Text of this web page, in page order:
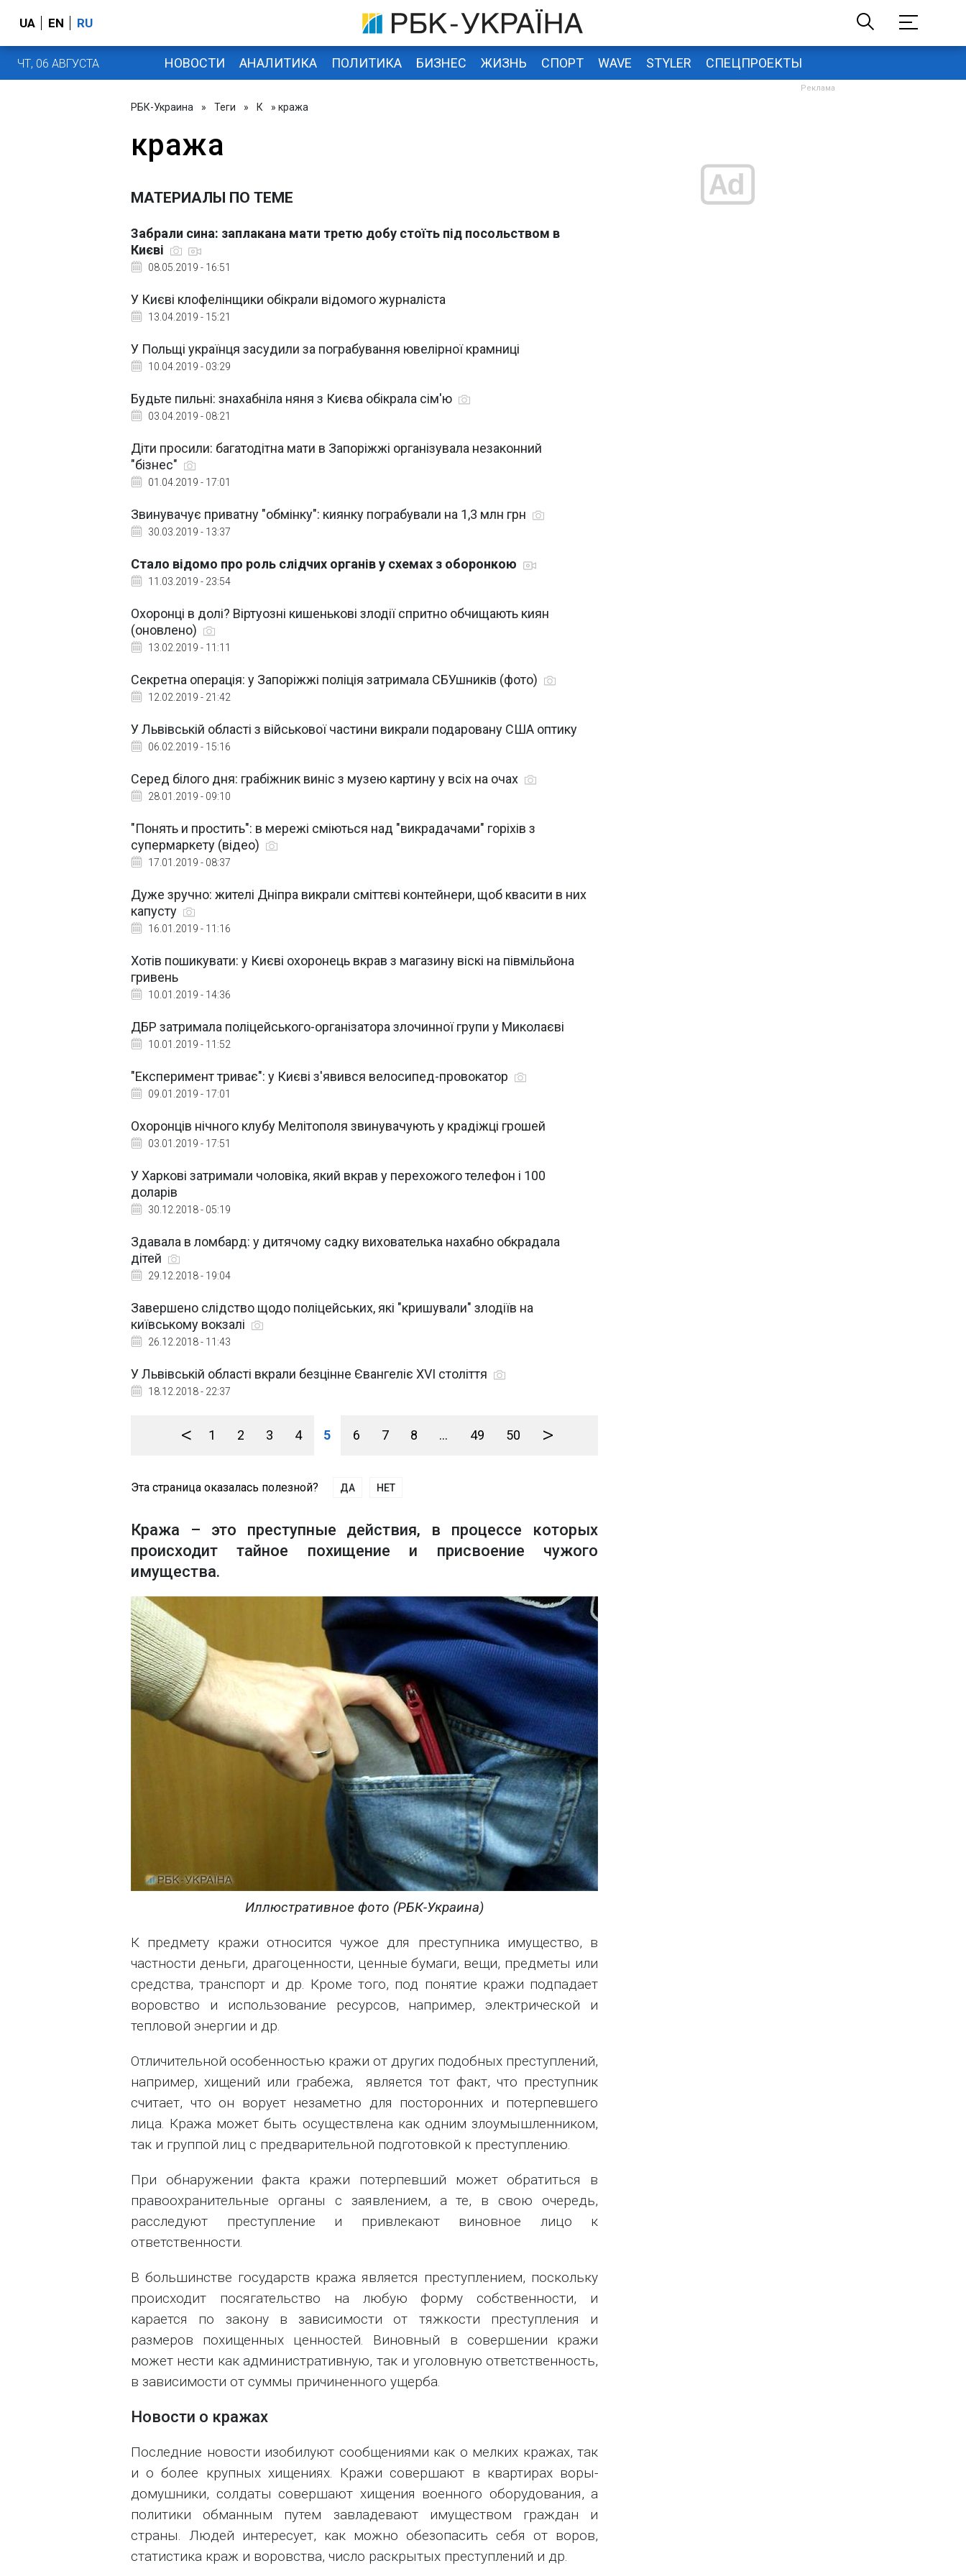
UA EN RU
ЧТ, 06 АВГУСТА НОВОСТИ АНАЛИТИКА ПОЛИТИКА БИЗНЕС ЖИЗНЬ СПОРТ WAVE STYLER СПЕЦПРОЕКТЫ
РБК-Украина » Теги » К » кража
кража
МАТЕРИАЛЫ ПО ТЕМЕ
Забрали сина: заплакана мати третю добу стоїть під посольством в
Києві
08.05.2019 - 16:51
У Києві клофелінщики обікрали відомого журналіста
13.04.2019 - 15:21
У Польщі українця засудили за пограбування ювелірної крамниці
10.04.2019 - 03:29
Будьте пильні: знахабніла няня з Києва обікрала сім'ю
03.04.2019 - 08:21
Діти просили: багатодітна мати в Запоріжжі організувала незаконний
"бізнес"
01.04.2019 - 17:01
Звинувачує приватну "обмінку": киянку пограбували на 1,3 млн грн
30.03.2019 - 13:37
Стало відомо про роль слідчих органів у схемах з оборонкою
11.03.2019 - 23:54
Охоронці в долі? Віртуозні кишенькові злодії спритно обчищають киян
(оновлено)
13.02.2019 - 11:11
Секретна операція: у Запоріжжі поліція затримала СБУшників (фото)
12.02.2019 - 21:42
У Львівській області з військової частини викрали подаровану США оптику
06.02.2019 - 15:16
Серед білого дня: грабіжник виніс з музею картину у всіх на очах
28.01.2019 - 09:10
"Понять и простить": в мережі сміються над "викрадачами" горіхів з
супермаркету (відео)
17.01.2019 - 08:37
Дуже зручно: жителі Дніпра викрали сміттєві контейнери, щоб квасити в них
капусту
16.01.2019 - 11:16
Хотів пошикувати: у Києві охоронець вкрав з магазину віскі на півмільйона
гривень
10.01.2019 - 14:36
ДБР затримала поліцейського-організатора злочинної групи у Миколаєві
10.01.2019 - 11:52
"Експеримент триває": у Києві з'явився велосипед-провокатор
09.01.2019 - 17:01
Охоронців нічного клубу Мелітополя звинувачують у крадіжці грошей
03.01.2019 - 17:51
У Харкові затримали чоловіка, який вкрав у перехожого телефон і 100
доларів
30.12.2018 - 05:19
Здавала в ломбард: у дитячому садку вихователька нахабно обкрадала
дітей
29.12.2018 - 19:04
Завершено слідство щодо поліцейських, які "кришували" злодіїв на
київському вокзалі
26.12.2018 - 11:43
У Львівській області вкрали безцінне Євангеліє XVI століття
18.12.2018 - 22:37
< 1 2 3 4 5 6 7 8 ... 49 50 >
Эта страница оказалась полезной? ДА НЕТ
Кража – это преступные действия, в процессе которых
происходит тайное похищение и присвоение чужого
имущества.
Иллюстративное фото (РБК-Украина)
К предмету кражи относится чужое для преступника имущество, в
частности деньги, драгоценности, ценные бумаги, вещи, предметы или
средства, транспорт и др. Кроме того, под понятие кражи подпадает
воровство и использование ресурсов, например, электрической и
тепловой энергии и др.
Отличительной особенностью кражи от других подобных преступлений,
например, хищений или грабежа, является тот факт, что преступник
считает, что он ворует незаметно для посторонних и потерпевшего
лица. Кража может быть осуществлена как одним злоумышленником,
так и группой лиц с предварительной подготовкой к преступлению.
При обнаружении факта кражи потерпевший может обратиться в
правоохранительные органы с заявлением, а те, в свою очередь,
расследуют преступление и привлекают виновное лицо к
ответственности.
В большинстве государств кража является преступлением, поскольку
происходит посягательство на любую форму собственности, и
карается по закону в зависимости от тяжкости преступления и
размеров похищенных ценностей. Виновный в совершении кражи
может нести как административную, так и уголовную ответственность,
в зависимости от суммы причиненного ущерба.
Новости о кражах
Последние новости изобилуют сообщениями как о мелких кражах, так
и о более крупных хищениях. Кражи совершают в квартирах воры-
домушники, солдаты совершают хищения военного оборудования, а
политики обманным путем завладевают имуществом граждан и
страны. Людей интересует, как можно обезопасить себя от воров,
статистика краж и воровства, число раскрытых преступлений и др.